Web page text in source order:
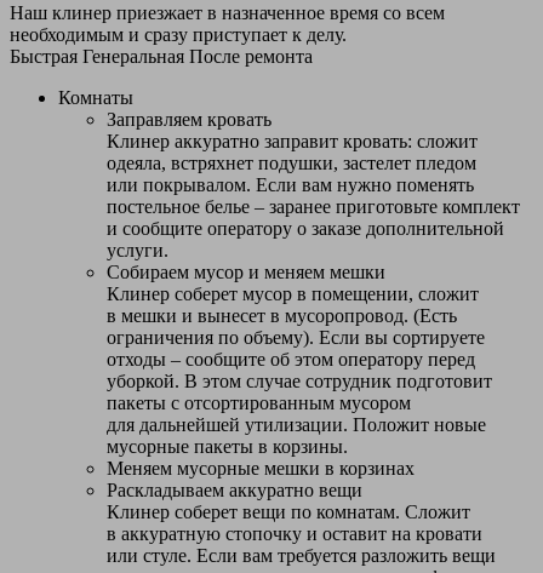
Наш клинер приезжает в назначенное время со всем
необходимым и сразу приступает к делу.
Быстрая Генеральная После ремонта
Комнаты
Заправляем кровать
Клинер аккуратно заправит кровать: сложит
одеяла, встряхнет подушки, застелет пледом
или покрывалом. Если вам нужно поменять
постельное белье – заранее приготовьте комплект
и сообщите оператору о заказе дополнительной
услуги.
Собираем мусор и меняем мешки
Клинер соберет мусор в помещении, сложит
в мешки и вынесет в мусоропровод. (Есть
ограничения по объему). Если вы сортируете
отходы – сообщите об этом оператору перед
уборкой. В этом случае сотрудник подготовит
пакеты с отсортированным мусором
для дальнейшей утилизации. Положит новые
мусорные пакеты в корзины.
Меняем мусорные мешки в корзинах
Раскладываем аккуратно вещи
Клинер соберет вещи по комнатам. Сложит
в аккуратную стопочку и оставит на кровати
или стуле. Если вам требуется разложить вещи